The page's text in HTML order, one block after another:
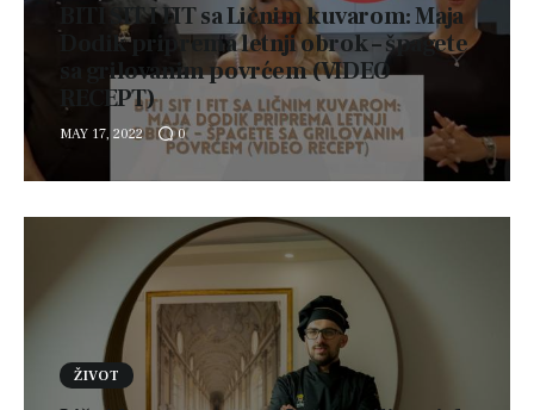
BITI SIT I FIT sa Ličnim kuvarom: Maja
Dodik priprema letnji obrok – špagete
sa grilovanim povrćem (VIDEO
RECEPT)
MAY 17, 2022 0
ŽIVOT